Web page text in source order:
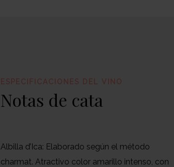
ESPECIFICACIONES DEL VINO
Notas de cata
Albilla d’Ica: Elaborado según el método
charmat. Atractivo color amarillo intenso, con